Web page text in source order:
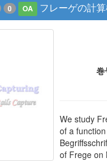
0 OA フレーゲの計
巻
We study
of a
of Frege on